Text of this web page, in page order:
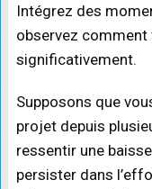
Intégrez des
observez comment
significativement.
Supposons que
projet depuis
ressentir une
persister dans